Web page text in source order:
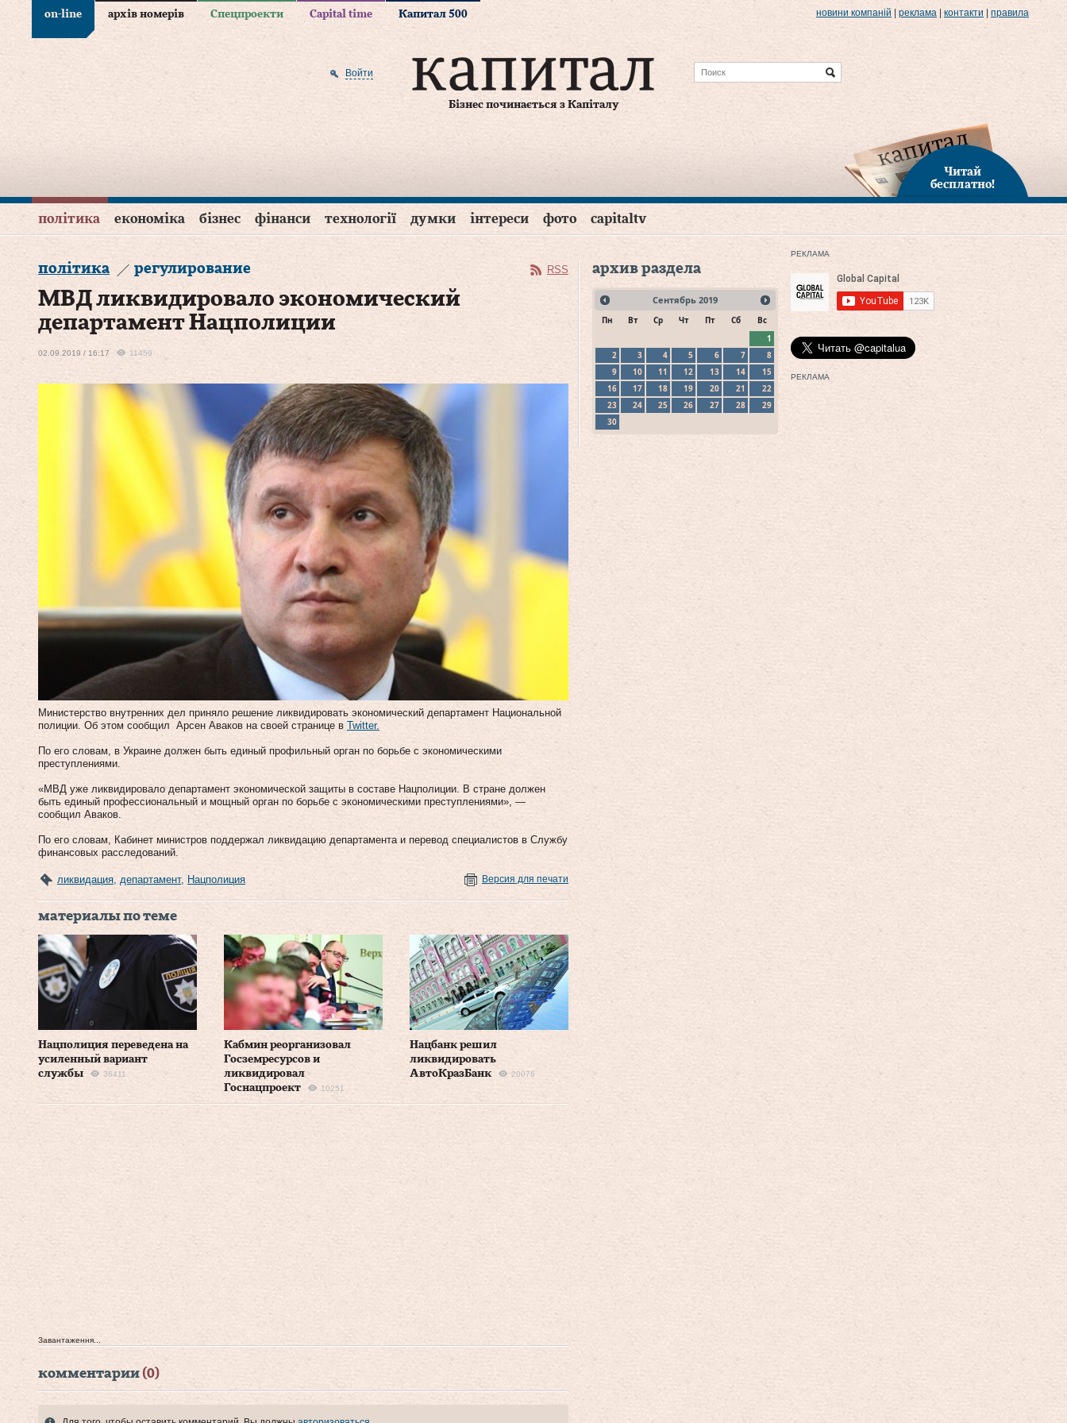
on-line архів номерів Спецпроекти Capital time Капитал 500 новини компаній реклама контакти правила
Бізнес починається з Капіталу
Войти
Читай
бесплатно!
політика економіка бізнес фінанси технології думки інтереси фото capitaltv
політика регулирование RSS
МВД ликвидировало экономический
департамент Нацполиции
02.09.2019 / 16:17 11459
Министерство внутренних дел приняло решение ликвидировать экономический департамент Национальной
полиции. Об этом сообщил Арсен Аваков на своей странице в Twitter.
По его словам, в Украине должен быть единый профильный орган по борьбе с экономическими
преступлениями.
«МВД уже ликвидировало департамент экономической защиты в составе Нацполиции. В стране должен
быть единый профессиональный и мощный орган по борьбе с экономическими преступлениями», —
сообщил Аваков.
По его словам, Кабинет министров поддержал ликвидацию департамента и перевод специалистов в Службу
финансовых расследований.
ликвидация департамент, Нацполиция Версия для печати
материалы по теме
Нацполиция переведена на
усиленный вариант
службы
36411
Кабмин реорганизовал
Госземресурсов и
ликвидировал
Госнацпроект
10251
Нацбанк решил
ликвидировать
АвтоКразБанк
20076
Завантаження...
комментарии (0)
архив раздела
Сентябрь 2019
Пн Вт Ср Чт Пт Сб
Вс
1
2
3 4 5 6 7
8
9
10 11 12 13 14
15
16
17 18 19 20 21
22
23
24 25 26 27 28
29
30
РЕКЛАМА
РЕКЛАМА